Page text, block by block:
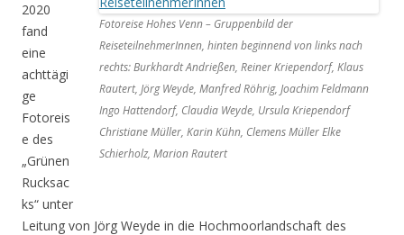
Fotoreise Hohes Venn – Gruppenbild der
ReiseteilnehmerInnen, hinten beginnend von links nach
rechts: Burkhardt Andrießen, Reiner Kriependorf, Klaus
Rautert, Jörg Weyde, Manfred Röhrig, Joachim Feldmann
Ingo Hattendorf, Claudia Weyde, Ursula Kriependorf
Christiane Müller, Karin Kühn, Clemens Müller Elke
Schierholz, Marion Rautert
2020
fand
eine
achttägi
ge
Fotoreis
e des
„Grünen
Rucksac
ks“ unter
Leitung von Jörg Weyde in die Hochmoorlandschaft des